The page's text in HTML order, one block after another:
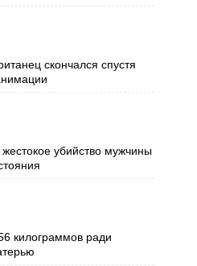
скончался спустя
убийство мужчины
килограммов ради